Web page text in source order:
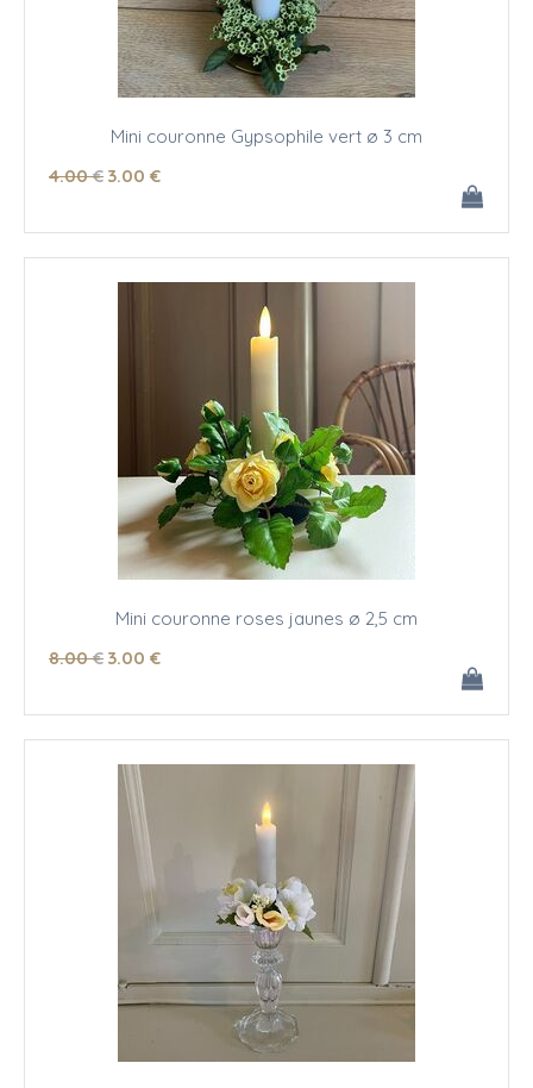
Mini couronne Gypsophile vert ø 3 cm
4.00 € 3.00 €
Mini couronne roses jaunes ø 2,5 cm
8.00 € 3.00 €